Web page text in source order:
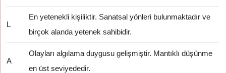
L
En yetenekli kişiliktir. Sanatsal yönleri bulunmaktadır ve
birçok alanda yetenek sahibidir.
A
Olayları algılama duygusu gelişmiştir. Mantıklı düşünme
en üst seviyededir.